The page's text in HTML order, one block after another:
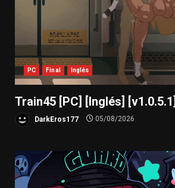
PC Final Inglés
Train45 [PC] [Inglés] [v1.0.5.1]
DarkEros177 05/08/2026